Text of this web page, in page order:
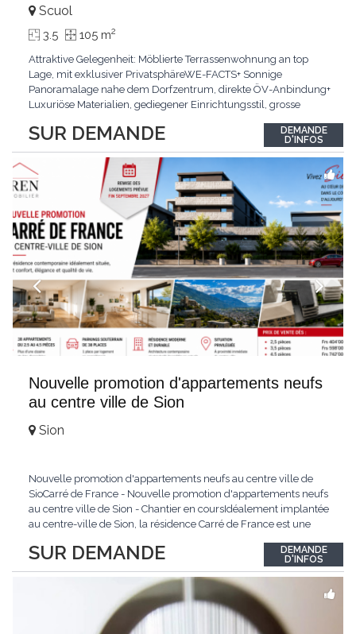
SUR DEMANDE
Scuol
3.5 105 m2
Attraktive Gelegenheit: Möblierte Terrassenwohnung an top
Lage, mit exklusiver PrivatsphäreWE-FACTS+ Sonnige
Panoramalage nahe dem Dorfzentrum, direkte ÖV-Anbindung+
Luxuriöse Materialien, gediegener Einrichtungsstil, grosse
gemeinschaftliche WaschküchePasst für:Geniesser von
Weitblick und gehobenem WohnkomfortDie Wohnung wird
hochwertig
DEMANDE
D'INFOS
Nouvelle promotion d'appartements neufs
au centre ville de Sion
SUR DEMANDE
Sion
Nouvelle promotion d'appartements neufs au centre ville de
SioCarré de France - Nouvelle promotion d'appartements neufs
au centre ville de Sion - Chantier en coursIdéalement implantée
au centre-ville de Sion, la résidence Carré de France est une
contemporaine, qualité de vie et emplacement privilégié.Ce
projet d'envergure comprend 38...
DEMANDE
D'INFOS